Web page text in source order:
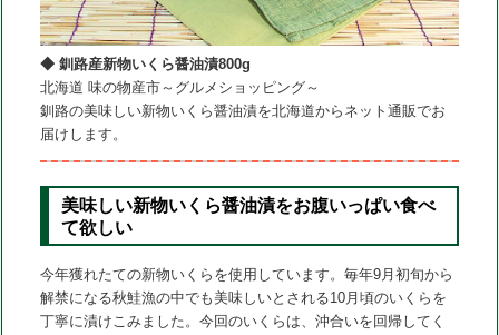
◆ 釧路産新物いくら醤油漬800g
北海道 味の物産市～グルメショッピング～
釧路の美味しい新物いくら醤油漬を北海道からネット通販でお
届けします。
美味しい新物いくら醤油漬をお腹いっぱい食べ
て欲しい
今年獲れたての新物いくらを使用しています。毎年9月初旬から
解禁になる秋鮭漁の中でも美味しいとされる10月頃のいくらを
丁寧に漬けこみました。今回のいくらは、沖合いを回帰してく